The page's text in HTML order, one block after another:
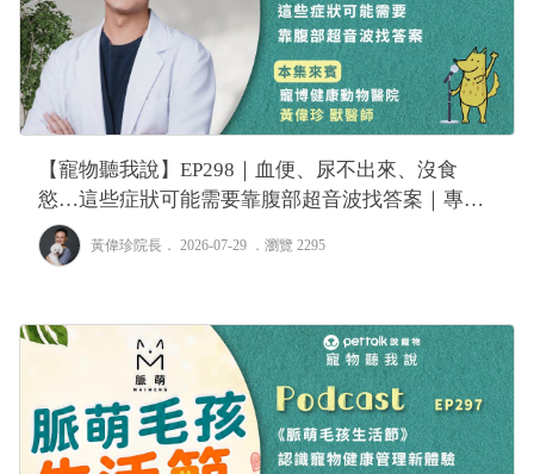
【寵物聽我說】EP298｜血便、尿不出來、沒食
慾…這些症狀可能需要靠腹部超音波找答案｜專業
獸醫—黃偉珍
黃偉珍院長 ． 2026-07-29 ． 瀏覽 2295